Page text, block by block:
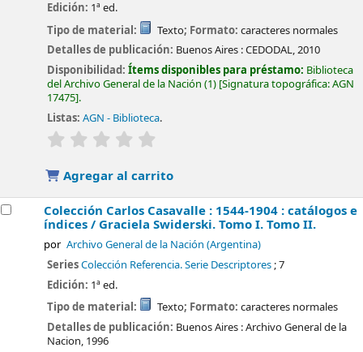
Edición: 1ª ed.
Tipo de material:
Texto; Formato: caracteres normales
Detalles de publicación: Buenos Aires :CEDODAL,2010
Disponibilidad:Ítems disponibles para préstamo: Biblioteca
del Archivo General de la Nación (1) Signatura topográfica:AGN
17475 .
Listas: AGN - Biblioteca.
valoración
Agregar al carrito
Colección Carlos Casavalle : 1544-1904 : catálogos e
índices / Graciela Swiderski.Tomo I. Tomo II.
por Archivo General de la Nación (Argentina)
SeriesColección Referencia. Serie Descriptores; 7
Edición: 1ª ed.
Tipo de material:
Texto; Formato: caracteres normales
Detalles de publicación: Buenos Aires :Archivo General de la
Nacion, 1996